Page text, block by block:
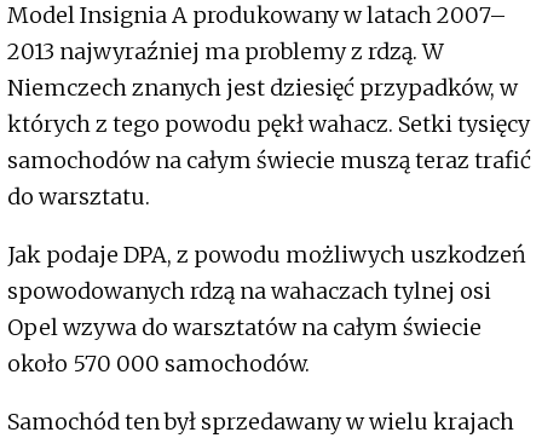
Model Insignia A produkowany w latach 2007–
2013 najwyraźniej ma problemy z rdzą. W
Niemczech znanych jest dziesięć przypadków, w
których z tego powodu pękł wahacz. Setki tysięcy
samochodów na całym świecie muszą teraz trafić
do warsztatu.
Jak podaje DPA, z powodu możliwych uszkodzeń
spowodowanych rdzą na wahaczach tylnej osi
Opel wzywa do warsztatów na całym świecie
około 570 000 samochodów.
Samochód ten był sprzedawany w wielu krajach